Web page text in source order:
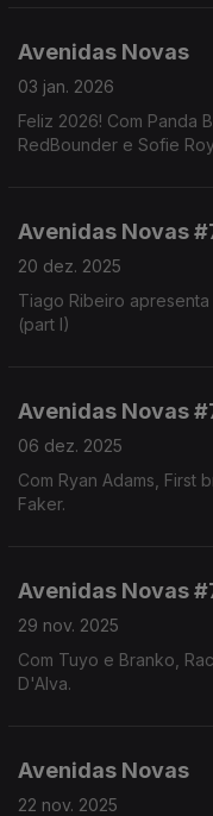
Avenidas Novas
03 jan. 2026
Feliz 2026! Com Panda
RedBounder e Sofie
Avenidas Novas
20 dez. 2025
Tiago Ribeiro
(part I)
Avenidas Novas
06 dez. 2025
Com Ryan Adams, First
Faker.
Avenidas Novas
29 nov. 2025
Com Tuyo e Branko,
D'Alva.
Avenidas Novas
22 nov. 2025